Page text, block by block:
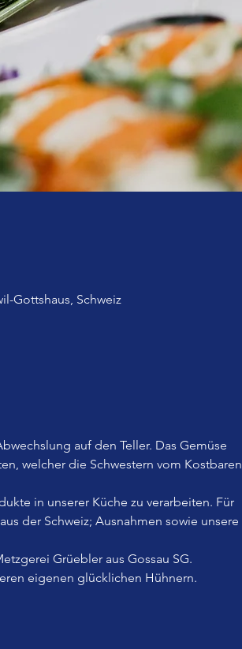
Gottshaus, Schweiz
auf den Teller. Das Gemüse
welcher die Schwestern vom Kostbaren
in unserer Küche zu verarbeiten. Für
der Schweiz; Ausnahmen sowie unsere
Grüebler aus Gossau SG.
eigenen glücklichen Hühnern.